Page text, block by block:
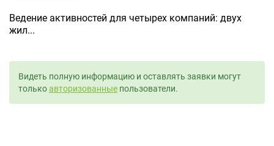
Ведение активностей для четырех компаний: двух
жил...
Видеть полную информацию и оставлять заявки могут
толькоавторизованные пользователи.